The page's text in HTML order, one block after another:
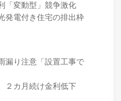
変動型」競争激化
電付き住宅の排出枠
り注意「設置工事で
カ月続け金利低下